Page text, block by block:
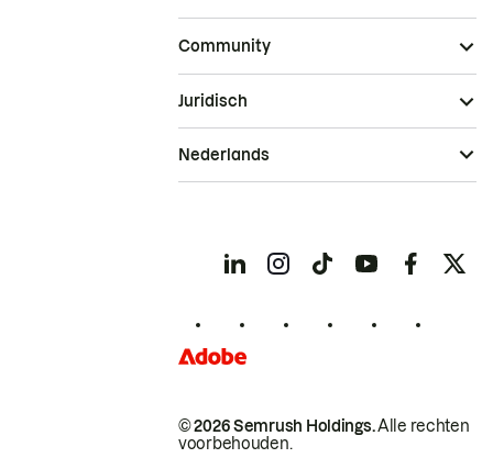
Community
© 2026 Semrush Holdings.Alle rechten
voorbehouden.
Juridisch
Nederlands